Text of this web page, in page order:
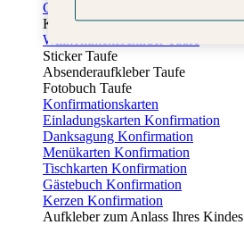
Gästebuch Taufe
Kartenbox Taufe
Willkommensschilder Taufe
Sticker Taufe
Absenderaufkleber Taufe
Fotobuch Taufe
Konfirmationskarten
Einladungskarten Konfirmation
Danksagung Konfirmation
Menükarten Konfirmation
Tischkarten Konfirmation
Gästebuch Konfirmation
Kerzen Konfirmation
Aufkleber zum Anlass Ihres Kindes